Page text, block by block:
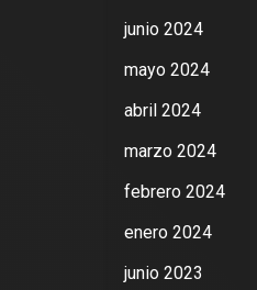
junio 2024
mayo 2024
abril 2024
marzo 2024
febrero 2024
enero 2024
junio 2023